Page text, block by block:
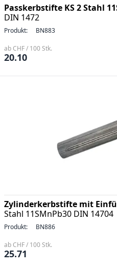
Passkerbstifte KS 2 Stahl
DIN 1472
Produkt: BN883
ab CHF / 100 Stk.
20.10
Zylinderkerbstifte mit
Stahl 11SMnPb30 DIN 14704
Produkt: BN886
ab CHF / 100 Stk.
25.71